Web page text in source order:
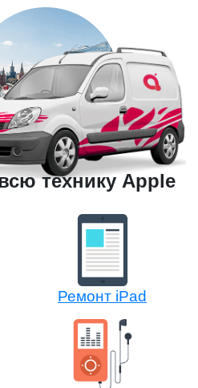
технику Apple
Ремонт iPad